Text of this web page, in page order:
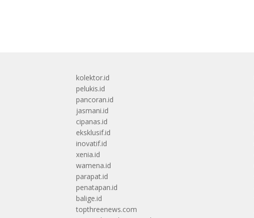
kolektor.id
pelukis.id
pancoran.id
jasmani.id
cipanas.id
eksklusif.id
inovatif.id
xenia.id
wamena.id
parapat.id
penatapan.id
balige.id
topthreenews.com